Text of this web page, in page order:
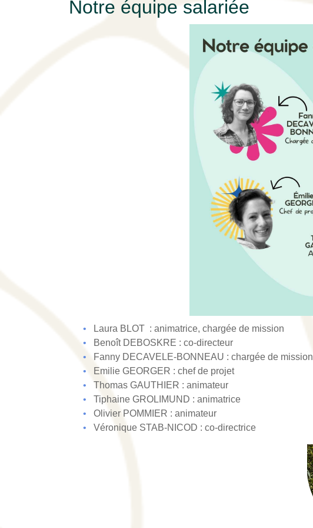
Notre équipe salariée
Laura BLOT : animatrice, chargée de mission
Benoît DEBOSKRE : co-directeur
Fanny DECAVELE-BONNEAU : chargée de mission
Emilie GEORGER : chef de projet
Thomas GAUTHIER : animateur
Tiphaine GROLIMUND : animatrice
Olivier POMMIER : animateur
Véronique STAB-NICOD : co-directrice